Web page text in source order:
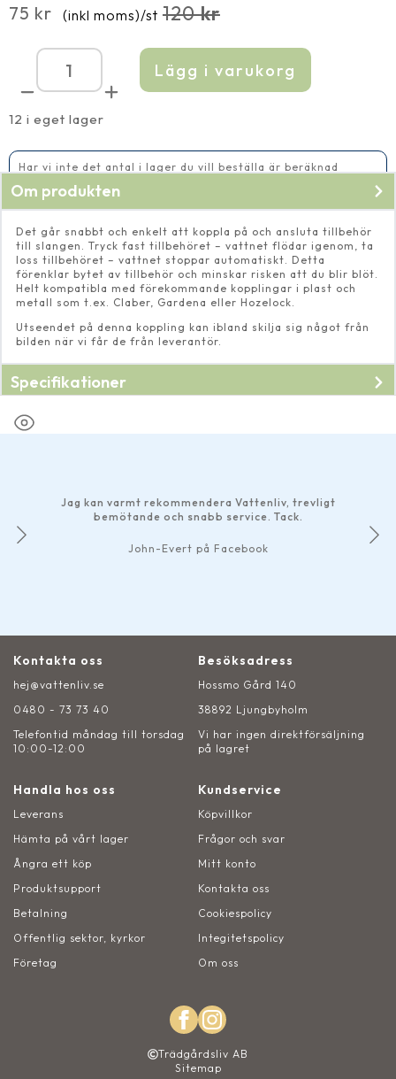
120kr
Det
ursprungliga
var:
75 kr
Det
nuvarande
är:
(inkl moms)/st
12 i eget lager
Slangkoppling
¾''
förnicklad
med
stopp
Lägg i varukorg
Har vi inte det antal i lager du vill beställa är beräknad
Om produkten
Det går snabbt och enkelt att koppla på och ansluta tillbehör
till slangen. Tryck fast tillbehöret – vattnet flödar igenom, ta
loss tillbehöret – vattnet stoppar automatiskt. Detta
förenklar bytet av tillbehör och minskar risken att du blir blöt.
Helt kompatibla med förekommande kopplingar i plast och
metall som t.ex. Claber, Gardena eller Hozelock.
Utseendet på denna koppling kan ibland skilja sig något från
bilden när vi får de från leverantör.
Specifikationer
Jag kan varmt rekommendera Vattenliv, trevligt
bemötande och snabb service. Tack.
John-Evert på Facebook
Kontakta oss
hej@vattenliv.se
0480 - 73 73 40
Telefontid måndag till torsdag
10:00-12:00
Besöksadress
Hossmo Gård 140
38892 Ljungbyholm
Vi har ingen direktförsäljning
på lagret
Handla hos oss
Leverans
Hämta på vårt lager
Ångra ett köp
Produktsupport
Betalning
Offentlig sektor, kyrkor
Företag
Kundservice
Köpvillkor
Frågor och svar
Mitt konto
Kontakta oss
Cookiespolicy
Integitetspolicy
Om oss
Trädgårdsliv AB
Sitemap